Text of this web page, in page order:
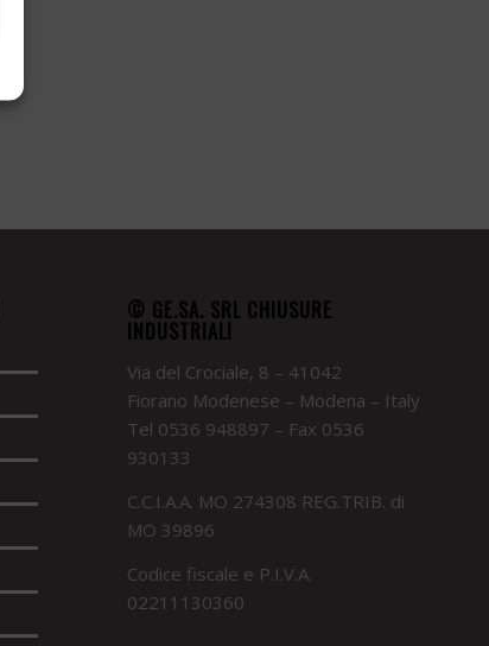
© GE.SA. SRL CHIUSURE
INDUSTRIALI
Via del Crociale, 8 – 41042
Fiorano Modenese – Modena – Italy
Tel 0536 948897 – Fax 0536
930133
C.C.I.A.A. MO 274308 REG.TRIB. di
MO 39896
Codice fiscale e P.I.V.A.
02211130360